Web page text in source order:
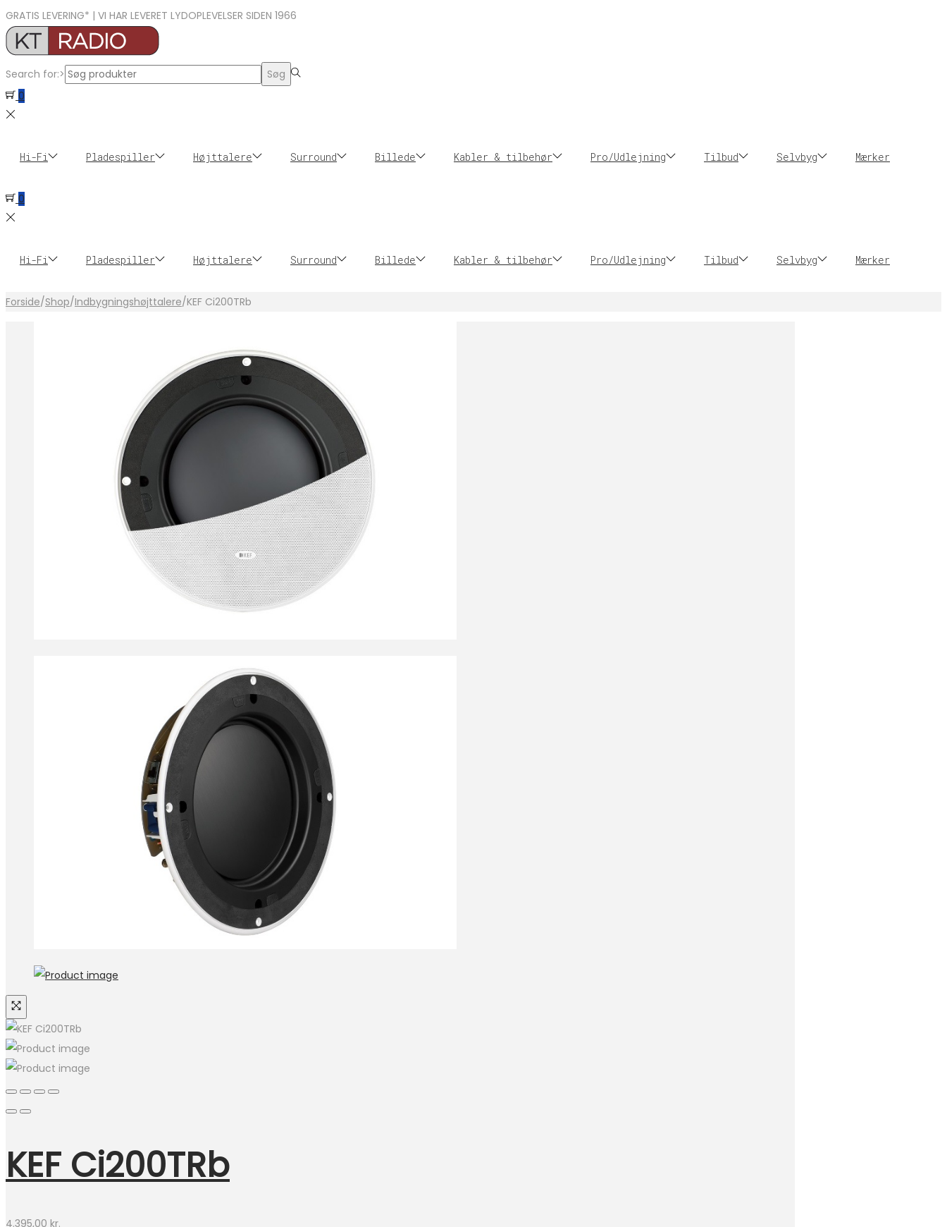
GRATIS LEVERING* | VI HAR LEVERET LYDOPLEVELSER SIDEN 1966
Search for:>
Søg
0
Hi-Fi Pladespiller Højttalere Surround Billede Kabler & tilbehør Pro/Udlejning Tilbud Selvbyg Mærker
0
Hi-Fi Pladespiller Højttalere Surround Billede Kabler & tilbehør Pro/Udlejning Tilbud Selvbyg Mærker
Forside/Shop/Indbygningshøjttalere/KEF Ci200TRb
KEF Ci200TRb
4.395,00 kr.